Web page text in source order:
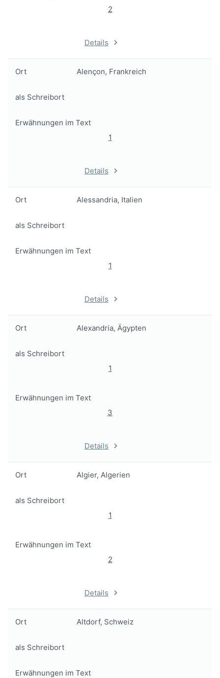
2
Details
Ort Alençon, Frankreich
als Schreibort
Erwähnungen im Text
1
Details
Ort Alessandria, Italien
als Schreibort
Erwähnungen im Text
1
Details
Ort Alexandria, Ägypten
als Schreibort
1
Erwähnungen im Text
3
Details
Ort Algier, Algerien
als Schreibort
1
Erwähnungen im Text
2
Details
Ort Altdorf, Schweiz
als Schreibort
Erwähnungen im Text